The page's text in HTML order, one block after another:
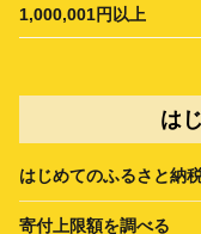
1,000,001円以上
は
はじめてのふるさと納
寄付上限額を調べる